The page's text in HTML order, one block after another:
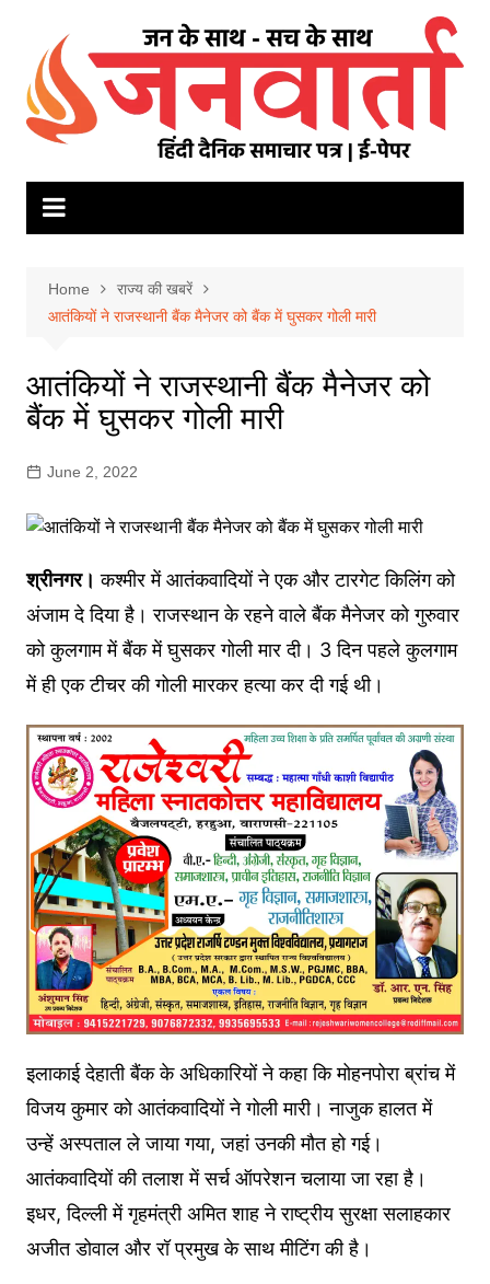
content
Home
राज्य की खबरें
आतंकियों ने राजस्थानी बैंक मैनेजर को बैंक में घुसकर गोली मारी
आतंकियों ने राजस्थानी बैंक मैनेजर को
बैंक में घुसकर गोली मारी
June 2, 2022
श्रीनगर। कश्मीर में आतंकवादियों ने एक और टारगेट किलिंग को
अंजाम दे दिया है। राजस्थान के रहने वाले बैंक मैनेजर को गुरुवार
को कुलगाम में बैंक में घुसकर गोली मार दी। 3 दिन पहले कुलगाम
में ही एक टीचर की गोली मारकर हत्या कर दी गई थी।
इलाकाई देहाती बैंक के अधिकारियों ने कहा कि मोहनपोरा ब्रांच में
विजय कुमार को आतंकवादियों ने गोली मारी। नाजुक हालत में
उन्हें अस्पताल ले जाया गया, जहां उनकी मौत हो गई।
आतंकवादियों की तलाश में सर्च ऑपरेशन चलाया जा रहा है।
इधर, दिल्ली में गृहमंत्री अमित शाह ने राष्ट्रीय सुरक्षा सलाहकार
अजीत डोवाल और रॉ प्रमुख के साथ मीटिंग की है।